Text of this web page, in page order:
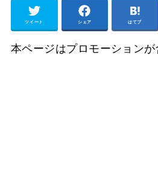
ツイート シェア はてブ
本ページはプロモーション